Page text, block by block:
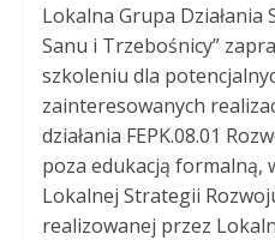
Lokalna Grupa Działania
Sanu i Trzebośnicy”
szkoleniu dla
zainteresowanych
działania FEPK.08.01
poza edukacją formalną,
Lokalnej Strategii
realizowanej przez